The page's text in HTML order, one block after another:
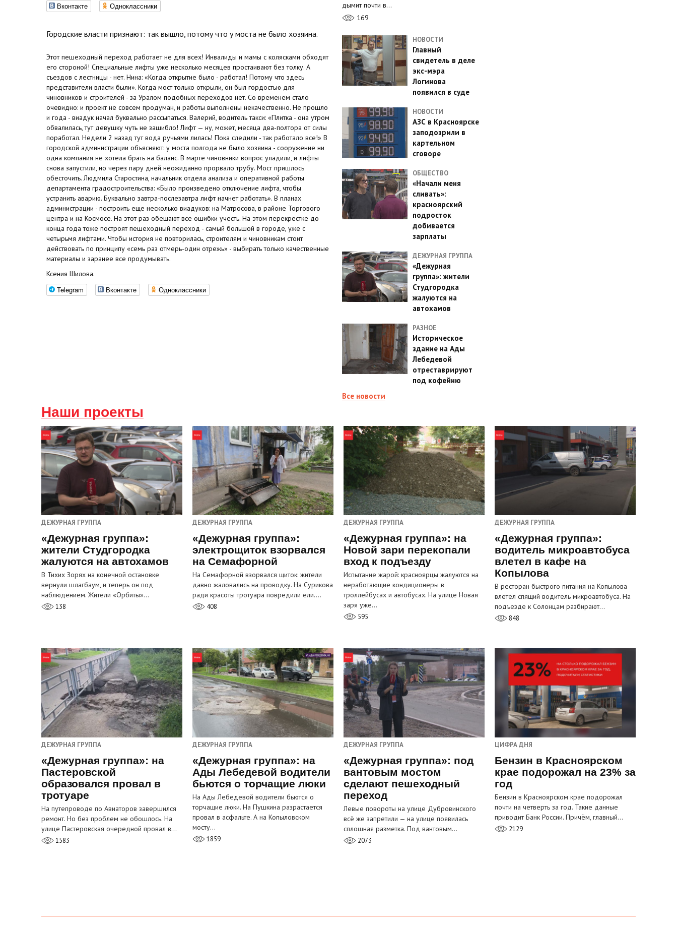
Вконтакте Одноклассники
Городские власти признают: так вышло, потому что у моста не было хозяина.
Этот пешеходный переход работает не для всех! Инвалиды и мамы с колясками обходят
его стороной! Специальные лифты уже несколько месяцев простаивают без толку. А
съездов с лестницы - нет. Нина: «Когда открытие было - работал! Потому что здесь
представители власти были». Когда мост только открыли, он был гордостью для
чиновников и строителей - за Уралом подобных переходов нет. Со временем стало
очевидно: и проект не совсем продуман, и работы выполнены некачественно. Не прошло
и года - виадук начал буквально рассыпаться. Валерий, водитель такси: «Плитка - она утром
обвалилась, тут девушку чуть не зашибло! Лифт — ну, может, месяца два-полтора от силы
поработал. Недели 2 назад тут вода ручьями лилась! Пока следили - так работало все!» В
городской администрации объясняют: у моста полгода не было хозяина - сооружение ни
одна компания не хотела брать на баланс. В марте чиновники вопрос уладили, и лифты
снова запустили, но через пару дней неожиданно прорвало трубу. Мост пришлось
обесточить. Людмила Старостина, начальник отдела анализа и оперативной работы
департамента градостроительства: «Было произведено отключение лифта, чтобы
устранить аварию. Буквально завтра-послезавтра лифт начнет работать». В планах
администрации - построить еще несколько виадуков: на Матросова, в районе Торгового
центра и на Космосе. На этот раз обещают все ошибки учесть. На этом перекрестке до
конца года тоже построят пешеходный переход - самый большой в городе, уже с
четырьмя лифтами. Чтобы история не повторилась, строителям и чиновникам стоит
действовать по принципу «семь раз отмерь-один отрежь» - выбирать только качественные
материалы и заранее все продумывать.
Ксения Шилова.
Telegram Вконтакте Одноклассники
дымит почти в…
169
НОВОСТИ
Главный
свидетель в деле
экс-мэра
Логинова
появился в суде
НОВОСТИ
АЗС в Красноярске
заподозрили в
картельном
сговоре
ОБЩЕСТВО
«Начали меня
сливать»:
красноярский
подросток
добивается
зарплаты
ДЕЖУРНАЯ ГРУППА
«Дежурная
группа»: жители
Студгородка
жалуются на
автохамов
РАЗНОЕ
Историческое
здание на Ады
Лебедевой
отреставрируют
под кофейню
Все новости
Наши проекты
ДЕЖУРНАЯ ГРУППА
«Дежурная группа»:
жители Студгородка
жалуются на автохамов
В Тихих Зорях на конечной остановке
вернули шлагбаум, и теперь он под
наблюдением. Жители «Орбиты»…
138
ДЕЖУРНАЯ ГРУППА
«Дежурная группа»:
электрощиток взорвался
на Семафорной
На Семафорной взорвался щиток: жители
давно жаловались на проводку. На Сурикова
ради красоты тротуара повредили ели.…
408
ДЕЖУРНАЯ ГРУППА
«Дежурная группа»: на
Новой зари перекопали
вход к подъезду
Испытание жарой: красноярцы жалуются на
неработающие кондиционеры в
троллейбусах и автобусах. На улице Новая
заря уже…
595
ДЕЖУРНАЯ ГРУППА
«Дежурная группа»:
водитель микроавтобуса
влетел в кафе на
Копылова
В ресторан быстрого питания на Копылова
влетел спящий водитель микроавтобуса. На
подъезде к Солонцам разбирают…
848
ДЕЖУРНАЯ ГРУППА
«Дежурная группа»: на
Пастеровской
образовался провал в
тротуаре
На путепроводе по Авиаторов завершился
ремонт. Но без проблем не обошлось. На
улице Пастеровская очередной провал в…
1583
ДЕЖУРНАЯ ГРУППА
«Дежурная группа»: на
Ады Лебедевой водители
бьются о торчащие люки
На Ады Лебедевой водители бьются о
торчащие люки. На Пушкина разрастается
провал в асфальте. А на Копыловском
мосту…
1859
ДЕЖУРНАЯ ГРУППА
«Дежурная группа»: под
вантовым мостом
сделают пешеходный
переход
Левые повороты на улице Дубровинского
всё же запретили — на улице появилась
сплошная разметка. Под вантовым…
2073
ЦИФРА ДНЯ
Бензин в Красноярском
крае подорожал на 23% за
год
Бензин в Красноярском крае подорожал
почти на четверть за год. Такие данные
приводит Банк России. Причём, главный…
2129